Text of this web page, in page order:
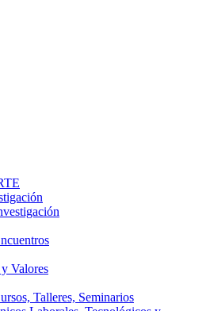
Valores
Talleres, Seminarios